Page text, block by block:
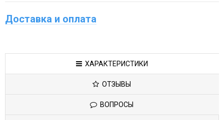
Доставка и оплата
ХАРАКТЕРИСТИКИ
ОТЗЫВЫ
ВОПРОСЫ